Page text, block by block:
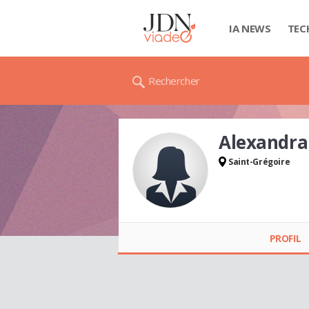
IA NEWS
Rechercher
Alexandra
Saint-Grégoire
PROFIL